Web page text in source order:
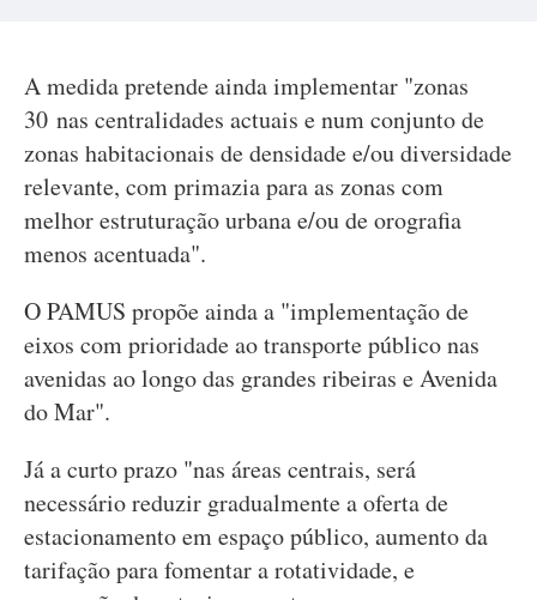
A medida pretende ainda implementar "zonas
30 nas centralidades actuais e num conjunto de
zonas habitacionais de densidade e/ou diversidade
relevante, com primazia para as zonas com
melhor estruturação urbana e/ou de orografia
menos acentuada".
O PAMUS propõe ainda a "implementação de
eixos com prioridade ao transporte público nas
avenidas ao longo das grandes ribeiras e Avenida
do Mar".
Já a curto prazo "nas áreas centrais, será
necessário reduzir gradualmente a oferta de
estacionamento em espaço público, aumento da
tarifação para fomentar a rotatividade, e